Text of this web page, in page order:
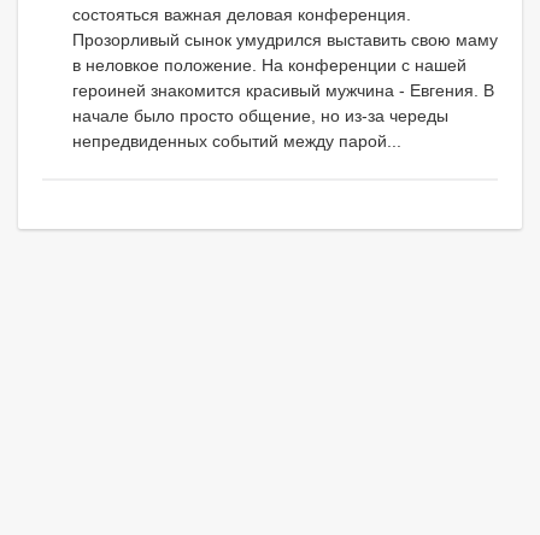
состояться важная деловая конференция.
Прозорливый сынок умудрился выставить свою маму
в неловкое положение. На конференции с нашей
героиней знакомится красивый мужчина - Евгения. В
начале было просто общение, но из-за череды
непредвиденных событий между парой...